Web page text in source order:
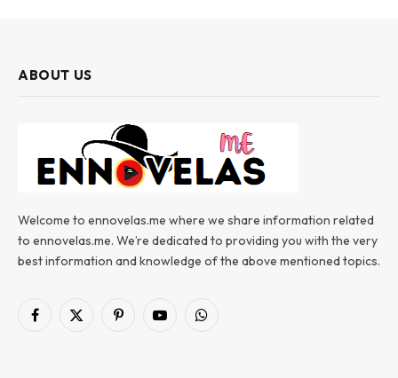
ABOUT US
Welcome to ennovelas.me where we share information related
to ennovelas.me. We’re dedicated to providing you with the very
best information and knowledge of the above mentioned topics.
Facebook
X
PinterestYouTubeWhatsApp